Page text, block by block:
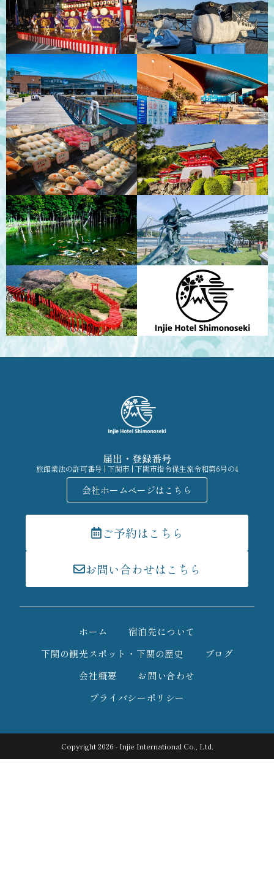
届出・登録番号
旅館業法の許可番号 | 下関市 | 下関市指令保生旅令和第6号の4
会社ホームページはこちら
ご予約はこちら
お問い合わせはこちら
ホーム
宿泊先について
下関の観光スポット・下関の歴史
ブログ
会社概要
お問い合わせ
プライバシーポリシー
Copyright 2026 - Injie International Co., Ltd.